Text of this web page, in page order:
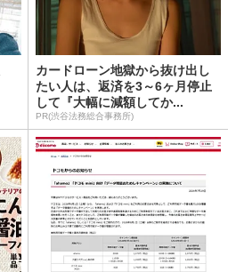
カードローン地獄から抜け出し
たい人は、返済を3～6ヶ月停止
して『大幅に減額してか...
PR(渋谷法務総合事務所)